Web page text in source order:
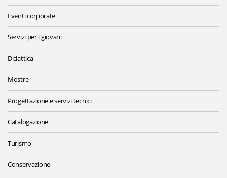
Eventi corporate
Servizi per i giovani
Didattica
Mostre
Progettazione e servizi tecnici
Catalogazione
Turismo
Conservazione